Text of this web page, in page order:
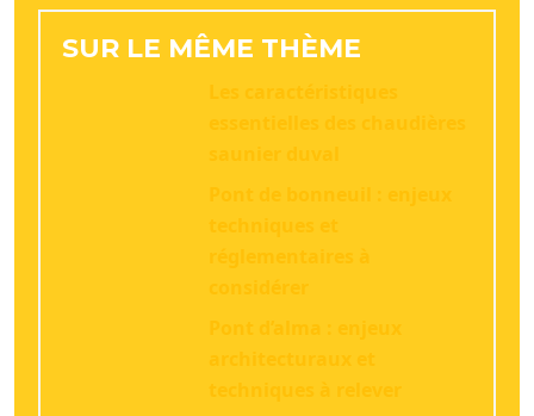
SUR LE MÊME THÈME
Les caractéristiques
essentielles des chaudières
saunier duval
Pont de bonneuil : enjeux
techniques et
réglementaires à
considérer
Pont d’alma : enjeux
architecturaux et
techniques à relever